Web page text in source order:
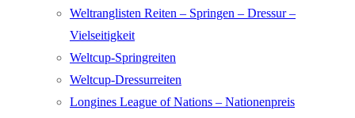
Weltranglisten Reiten – Springen – Dressur –
Vielseitigkeit
Weltcup-Springreiten
Weltcup-Dressurreiten
Longines League of Nations – Nationenpreis